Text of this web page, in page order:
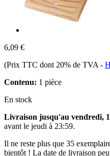
6,09 €
(Prix TTC dont 20% de TVA -
Contenu: 1 pièce
En stock
Livraison jusqu'au vendredi,
avant le jeudi à 23:59.
Il ne reste plus que 35
bientôt ! La date de livraison